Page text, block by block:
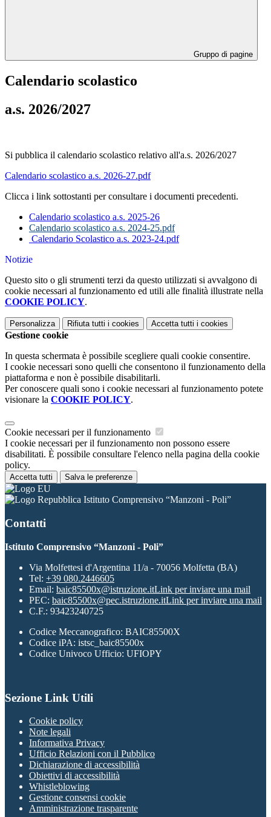
Gruppo di pagine
Calendario scolastico
a.s. 2026/2027
Si pubblica il calendario scolastico relativo all'a.s. 2026/2027
Calendario scolastico a.s. 2026-27.pdf
Clicca i link sottostanti per consultare i documenti precedenti.
Calendario scolastico a.s. 2025-26
Calendario scolastico a.s. 2024-25.pdf
Calendario Scolastico a.s. 2023-24.pdf
Notizie
Questo sito o gli strumenti terzi da questo utilizzati si avvalgono di
cookie necessari al funzionamento ed utili alle finalità illustrate nella
COOKIE POLICY.
Personalizza Rifiuta tutti i cookies Accetta tutti i cookies
Gestione cookie
In questa schermata è possibile scegliere quali cookie consentire.
I cookie necessari sono quelli che consentono il funzionamento della
piattaforma e non è possibile disabilitarli.
Per conoscere quali sono i cookie necessari al funzionamento potete
visionare la COOKIE POLICY.
Cookie necessari per il funzionamento
I cookie necessari per il funzionamento non possono essere
disabilitati. È possibile consultare l'elenco nella pagina della cookie
policy.
Accetta tutti Salva le preferenze
Istituto Comprensivo “Manzoni - Poli”
Contatti
Istituto Comprensivo “Manzoni - Poli”
Via Molfettesi d'Argentina 11/a - 70056 Molfetta (BA)
Tel: +39 080.2446605
Email: baic85500x@istruzione.itLink per inviare una mail
PEC: baic85500x@pec.istruzione.itLink per inviare una mail
C.F.: 93423240725
Codice Meccanografico: BAIC85500X
Codice iPA: istsc_baic85500x
Codice Univoco Ufficio: UFIOPY
Sezione Link Utili
Cookie policy
Note legali
Informativa Privacy
Ufficio Relazioni con il Pubblico
Dichiarazione di accessibilità
Obiettivi di accessibilità
Whistleblowing
Gestione consensi cookie
Amministrazione trasparente